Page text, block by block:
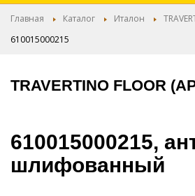
Главная Каталог Италон
610015000215
TRAVERTINO FLOOR
610015000215,
шлифованный